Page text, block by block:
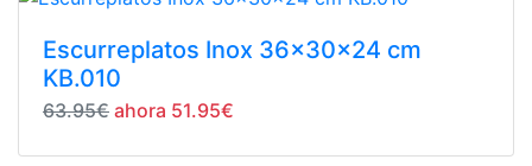
Escurreplatos Inox 36x30x24 cm
KB.010
63.95€ ahora 51.95€